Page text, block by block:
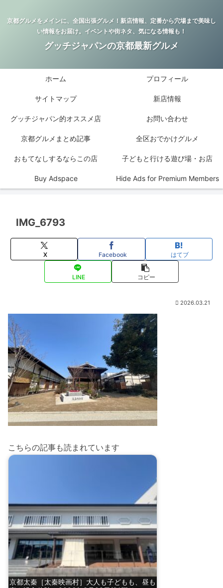
京都グルメをメインに、全国出張グルメ！新店情報、定番から穴場まで美味し
い情報をお届け。イベントや街ネタ、気になる情報も！
グッチジャパンの京都最新グルメ
ホーム プロフィール
サイトマップ 新店情報
グッチジャパン的オススメ店 お問い合わせ
京都グルメまとめ記事 全区おでかけグルメ
おもてなしするならこの店 子どもと行ける遊び場・お店
Buy Adspace Hide Ads for Premium Members
IMG_6793
X Facebook はてブ
LINE コピー
2026.03.21
こちらの記事も読まれています
京都太秦［太秦映画村］大人も子どもも、昼も